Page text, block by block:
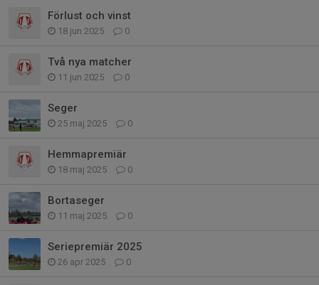
Förlust och vinst
18 jun 2025 0
Två nya matcher
11 jun 2025 0
Seger
25 maj 2025 0
Hemmapremiär
18 maj 2025 0
Bortaseger
11 maj 2025 0
Seriepremiär 2025
26 apr 2025 0